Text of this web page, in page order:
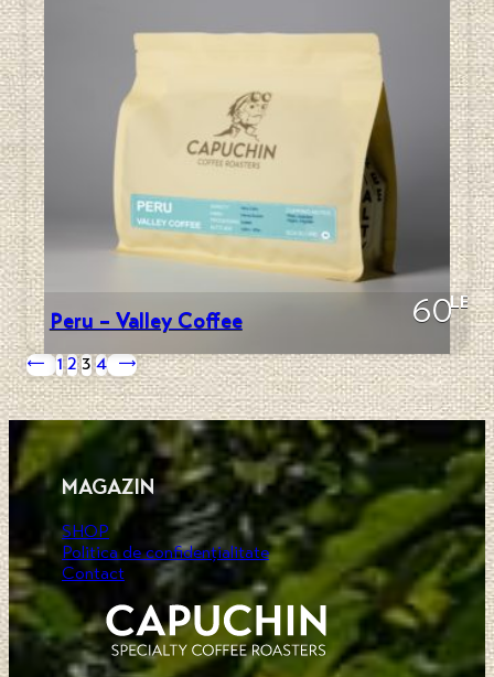
Peru – Valley Coffee 60LEI
← 1 2 3 4 →
MAGAZIN
SHOP
Politica de confidențialitate
Contact